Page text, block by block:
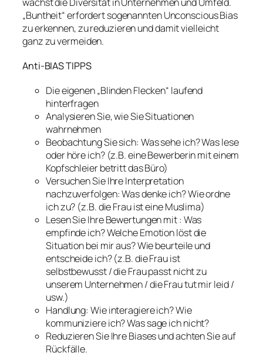
wächst die Diversität in Unternehmen und Umfeld.
„Buntheit“ erfordert sogenannten Unconscious Bias
zu erkennen, zu reduzieren und damit vielleicht
ganz zu vermeiden.
Anti-BIAS TIPPS
Die eigenen „Blinden Flecken“ laufend
hinterfragen
Analysieren Sie, wie Sie Situationen
wahrnehmen
Beobachtung Sie sich: Was sehe ich? Was lese
oder höre ich? (z.B. eine Bewerberin mit einem
Kopfschleier betritt das Büro)
Versuchen Sie Ihre Interpretation
nachzuverfolgen: Was denke ich? Wie ordne
ich zu? (z.B. die Frau ist eine Muslima)
Lesen Sie Ihre Bewertungen mit : Was
empfinde ich? Welche Emotion löst die
Situation bei mir aus? Wie beurteile und
entscheide ich? (z.B. die Frau ist
selbstbewusst / die Frau passt nicht zu
unserem Unternehmen / die Frau tut mir leid /
usw.)
Handlung: Wie interagiere ich? Wie
kommuniziere ich? Was sage ich nicht?
Reduzieren Sie Ihre Biases und achten Sie auf
Rückfälle.